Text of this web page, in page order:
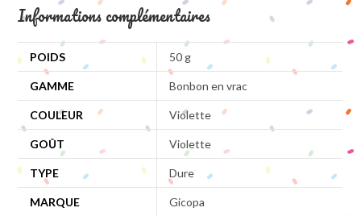
Informations complémentaires
POIDS 50 g
GAMME Bonbon en vrac
COULEUR Violette
GOÛT Violette
TYPE Dure
MARQUE Gicopa